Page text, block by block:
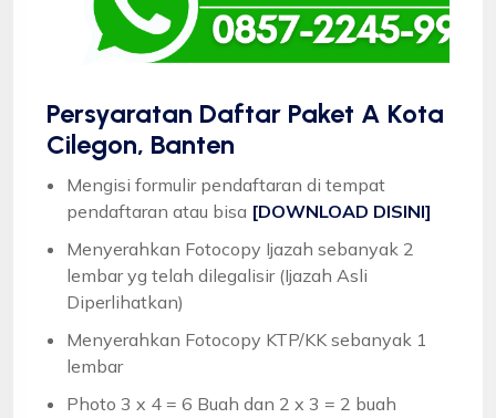
Persyaratan Daftar Paket A Kota
Cilegon, Banten
Mengisi formulir pendaftaran di tempat
pendaftaran atau bisa [DOWNLOAD DISINI]
Menyerahkan Fotocopy Ijazah sebanyak 2
lembar yg telah dilegalisir (Ijazah Asli
Diperlihatkan)
Menyerahkan Fotocopy KTP/KK sebanyak 1
lembar
Photo 3 x 4 = 6 Buah dan 2 x 3 = 2 buah